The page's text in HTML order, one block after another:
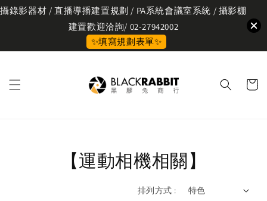
攝錄影器材 / 直播導播建置規劃 / PA系統會議室系統 / 攝影棚
建置歡迎洽詢/ 02-27942002
✨填寫規劃表單✨
【運動相機相關】
排列方式 :